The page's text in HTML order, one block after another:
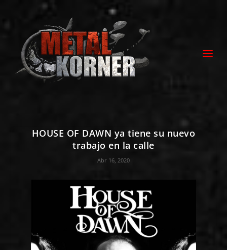
HOUSE OF DAWN ya tiene su nuevo
trabajo en la calle
Abr 16, 2020